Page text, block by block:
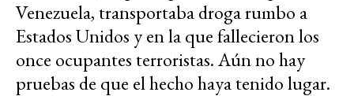
Venezuela, transportaba droga rumbo a
Estados Unidos y en la que fallecieron los
once ocupantes terroristas. Aún no hay
pruebas de que el hecho haya tenido lugar.